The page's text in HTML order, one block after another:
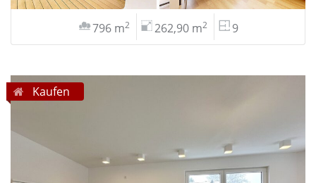
796 m2 262,90 m2 9
Kaufen